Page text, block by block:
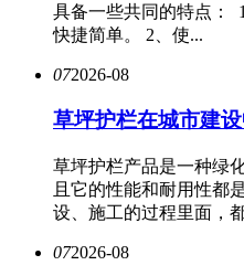
具备一些共同的特点：
快捷简单。 2、使...
072026-08
草坪护栏在城市建
草坪护栏产品是一种绿
且它的性能和耐用性都
设、施工的过程里面，
072026-08